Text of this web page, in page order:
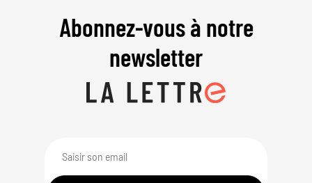
Abonnez-vous à notre
newsletter